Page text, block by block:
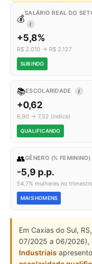
💰
SALÁRIO REAL DO
I
+5,8%
R$ 2.010 → R$ 2.127
SUBINDO
📚ESCOLARIDADE I
+0,62
6,90 → 7,52 (índice)
QUALIFICANDO
👥GÊNERO (% FEMININO)
-5,9 p.p.
54,7% mulheres no
MAIS HOMENS
Em Caxias do Sul,
07/2025 a 06/2026),
Industriais